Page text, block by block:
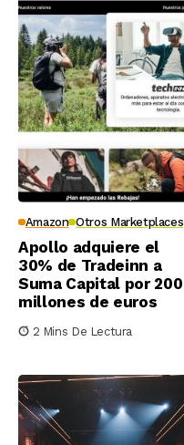
Amazon Otros Marketplaces
Apollo adquiere el
30% de Tradeinn a
Suma Capital por 200
millones de euros
2 Mins De Lectura